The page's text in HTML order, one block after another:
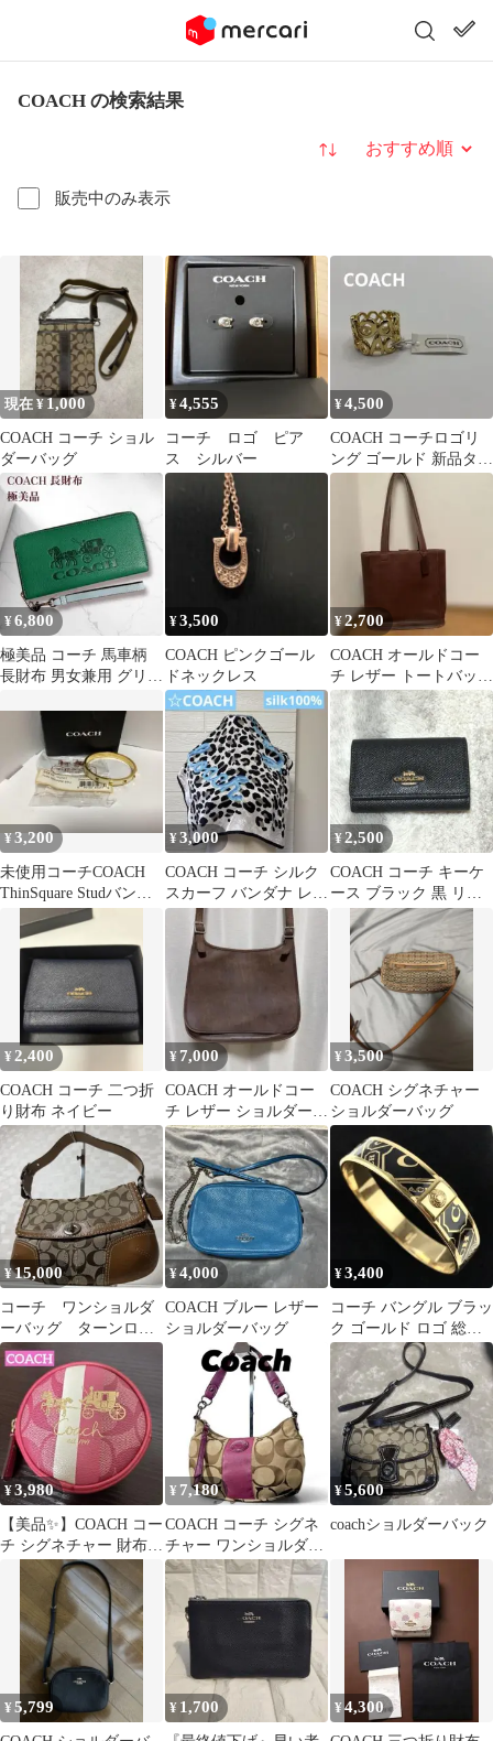
COACH の検索結果
販売中のみ表示
並び替え
現在 ¥1,000
COACH コーチ ショル
ダーバッグ
¥4,555
コーチ ロゴ ピア
ス シルバー
¥4,500
COACH コーチロゴリ
ング ゴールド 新品タグ
付
¥6,800
極美品 コーチ 馬車柄
長財布 男女兼用 グリー
¥3,500
COACH ピンクゴール
ドネックレス
¥2,700
COACH オールドコー
チ レザー トートバッグ
ブラウン
¥3,200
未使用コーチCOACH
ThinSquare Studバング
ル ゴールドホワイト
¥3,000
COACH コーチ シルク
スカーフ バンダナ レオ
パード silk100%
¥2,500
COACH コーチ キーケ
ース ブラック 黒 リン
グ付クロスグレインレ
ザー
¥ 2,400
COACH コーチ 二つ折
り財布 ネイビー
¥ 7,000
COACH オールドコー
チ レザー ショルダーバ
ッグ ブラウン
¥3,500
COACH シグネチャー
ショルダーバッグ
¥15,000
コーチ ワンショルダ
ーバッグ ターンロッ
ク ブラウン シグネ
チャー キャンバス
¥4,000
COACH ブルー レザー
ショルダーバッグ
¥3,400
コーチ バングル ブラッ
ク ゴールド ロゴ 総柄
coach
¥3,980
【美品✨】COACH コー
チ シグネチャー 財布
丸型 コインケース 馬車
¥ 7,180
COACH コーチ シグネ
チャー ワンショルダー
バッグ キャンバス パー
プル
¥5,600
coachショルダーバック
¥5,799 ¥ 1,700 ¥4,300